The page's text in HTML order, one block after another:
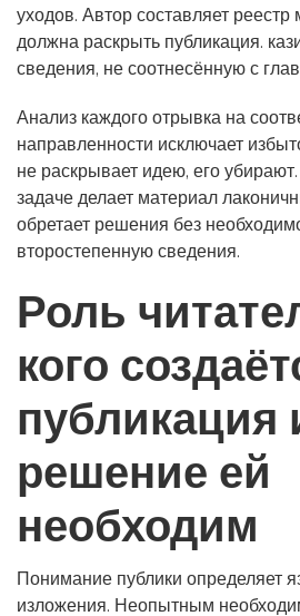
уходов. Автор составляет
должна раскрыть публикация.
сведения, не соотнесённую с
Анализ каждого отрывка на
направленности исключает
не раскрывает идею, его
задаче делает материал
обретает решения без
второстепенную сведения.
Роль
кого
публикация
решение ей
необходим
Понимание публики определяет
изложения. Неопытным